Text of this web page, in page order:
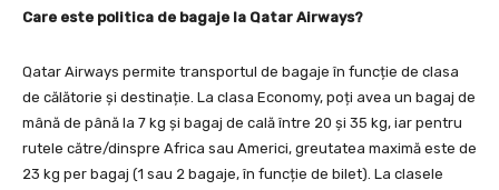
Care este politica de bagaje la Qatar Airways?
Qatar Airways permite transportul de bagaje în funcție de clasa
de călătorie și destinație. La clasa Economy, poți avea un bagaj de
mână de până la 7 kg și bagaj de cală între 20 și 35 kg, iar pentru
rutele către/dinspre Africa sau Americi, greutatea maximă este de
23 kg per bagaj (1 sau 2 bagaje, în funcție de bilet). La clasele